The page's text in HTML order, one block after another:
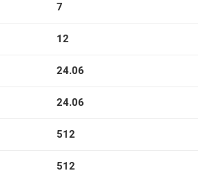
7
12
24.06
24.06
512
512